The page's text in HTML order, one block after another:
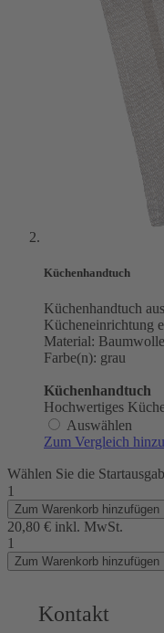
Küchenhandtuch
Küchenhandtuch
Kücheneinrichtung
Material: Baumwolle
Farbe(n): grau
Küchenhandtuch
Hochwertiges
Auswählen
Zum Vergleich
Wählen Sie die
1
Zum Warenkorb hinzufügen
20,80 € inkl. MwSt.
1
Zum Warenkorb hinzufügen
Kontakt